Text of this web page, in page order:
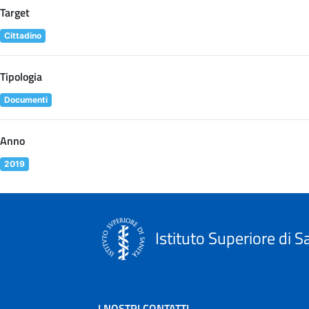
Target
Cittadino
Tipologia
Documenti
Anno
2019
Istituto Superiore di